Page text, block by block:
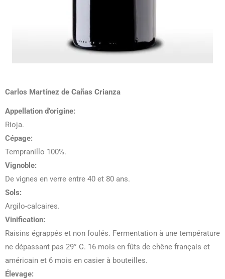
Carlos Martínez de Cañas Crianza
Appellation d’origine:
Rioja.
Cépage:
Tempranillo 100%.
Vignoble:
De vignes en verre entre 40 et 80 ans.
Sols:
Argilo-calcaires.
Vinification:
Raisins égrappés et non foulés. Fermentation à une température
ne dépassant pas 29° C. 16 mois en fûts de chêne français et
américain et 6 mois en casier à bouteilles.
Élevage: